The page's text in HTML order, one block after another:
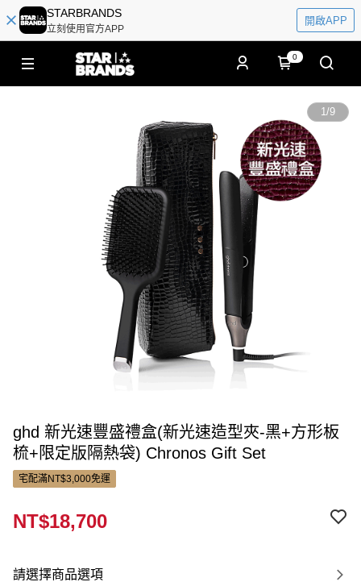
STARBRANDS
立刻使用官方APP
開啟APP
0
1/9
ghd 新光速豐盛禮盒(新光速造型夾-黑+方形板
梳+限定版隔熱袋) Chronos Gift Set
宅配滿NT$3,000免運
NT$18,700
請選擇商品選項